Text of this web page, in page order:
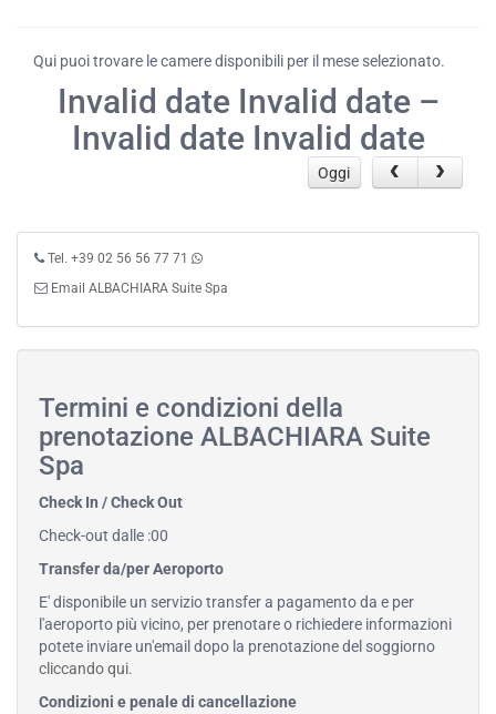
Qui puoi trovare le camere disponibili per il mese selezionato.
Invalid date Invalid date –
Invalid date Invalid date
Oggi
Tel. +39 02 56 56 77 71
Email ALBACHIARA Suite Spa
Termini e condizioni della
prenotazione ALBACHIARA Suite
Spa
Check In / Check Out
Check-out dalle :00
Transfer da/per Aeroporto
E' disponibile un servizio transfer a pagamento da e per
l'aeroporto più vicino, per prenotare o richiedere informazioni
potete inviare un'email dopo la prenotazione del soggiorno
cliccando qui.
Condizioni e penale di cancellazione